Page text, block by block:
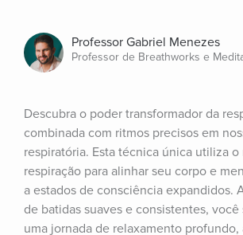
Professor Gabriel Menezes
Professor de Breathworks e
Descubra o poder transformador da
combinada com ritmos precisos em
respiratória. Esta técnica única utiliza o
respiração para alinhar seu corpo e
a estados de consciência expandidos.
de batidas suaves e consistentes, você
uma jornada de relaxamento profundo,